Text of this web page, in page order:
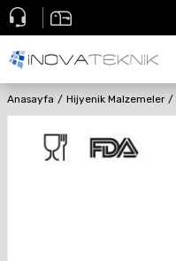
Anasayfa Hijyenik Malzemeler